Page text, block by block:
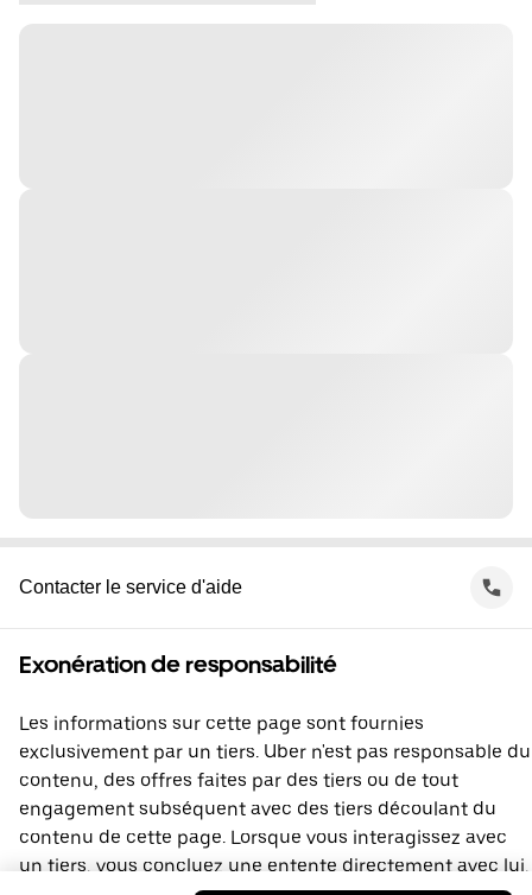
Contacter le service d'aide
Exonération de responsabilité
Les informations sur cette page sont fournies
exclusivement par un tiers. Uber n'est pas responsable du
contenu, des offres faites par des tiers ou de tout
engagement subséquent avec des tiers découlant du
contenu de cette page. Lorsque vous interagissez avec
un tiers, vous concluez une entente directement avec lui,